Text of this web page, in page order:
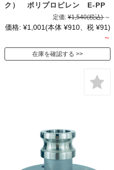
ク） ポリプロピレン E-PP
定価: ¥1,540(税込) ～
価格: ¥1,001(本体 ¥910、税 ¥91)
～
在庫を確認する